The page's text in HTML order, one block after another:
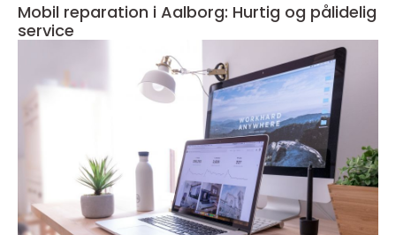
Mobil reparation i Aalborg: Hurtig og pålidelig
service